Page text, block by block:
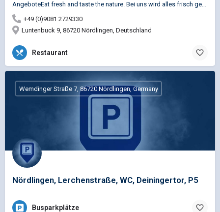
AngeboteEat fresh and taste the nature. Bei uns wird alles frisch gekocht. Am liebsten mit saisonalen Gemüse,…
+49 (0)9081 2729330
Luntenbuck 9, 86720 Nördlingen, Deutschland
Restaurant
Nördlingen, Lerchenstraße, WC, Deiningertor, P5
Wemdinger Straße 7, 86720 Nördlingen, Germany
Busparkplätze